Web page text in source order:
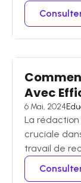
Avec
6 Mai, 2024
La
cruciale
travail de